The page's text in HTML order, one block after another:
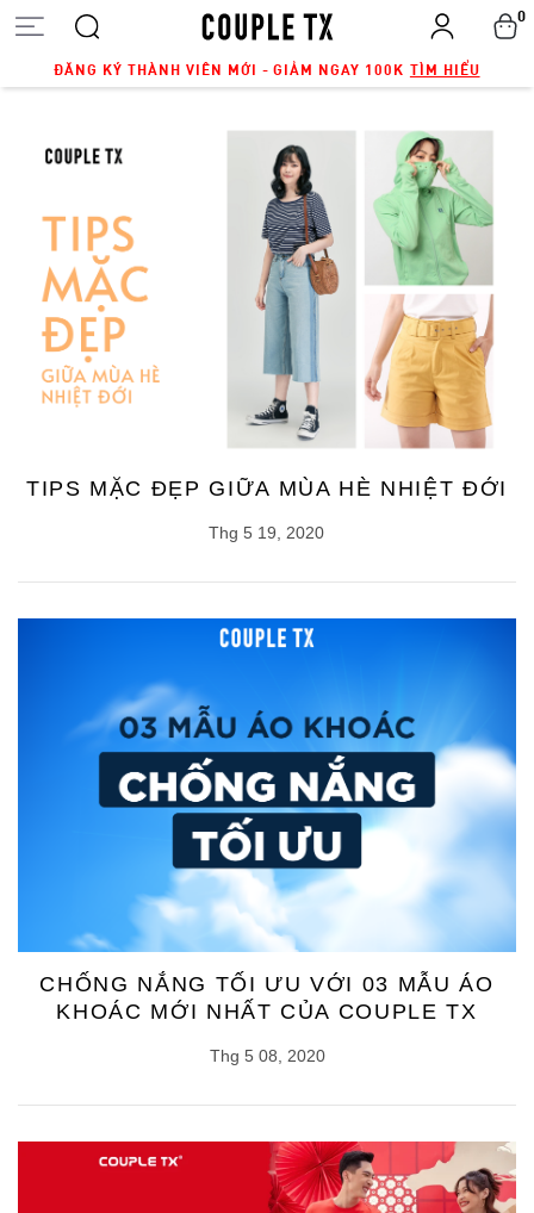
ĐĂNG KÝ THÀNH VIÊN MỚI - GIẢM NGAY 100K TÌM HIỂU
0
TIPS MẶC ĐẸP GIỮA MÙA HÈ NHIỆT ĐỚI
Thg 5 19, 2020
CHỐNG NẮNG TỐI ƯU VỚI 03 MẪU ÁO
KHOÁC MỚI NHẤT CỦA COUPLE TX
Thg 5 08, 2020